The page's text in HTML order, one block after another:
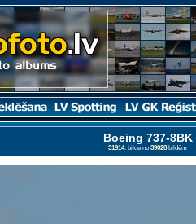
Boeing 737-8BK
31914. bilde no 39028bildēm